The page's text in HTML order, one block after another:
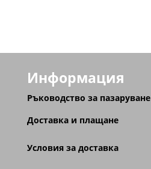
Информация
Ръководство за пазаруване
Доставка и плащане
Условия за доставка